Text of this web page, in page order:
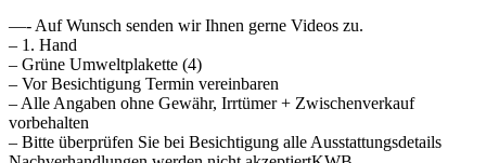
—- Auf Wunsch senden wir Ihnen gerne Videos zu.
– 1. Hand
– Grüne Umweltplakette (4)
– Vor Besichtigung Termin vereinbaren
– Alle Angaben ohne Gewähr, Irrtümer + Zwischenverkauf
vorbehalten
– Bitte überprüfen Sie bei Besichtigung alle Ausstattungsdetails